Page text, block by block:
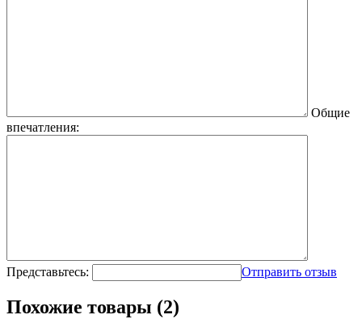
Общие
впечатления:
Представьтесь: Отправить отзыв
Похожие товары (2)